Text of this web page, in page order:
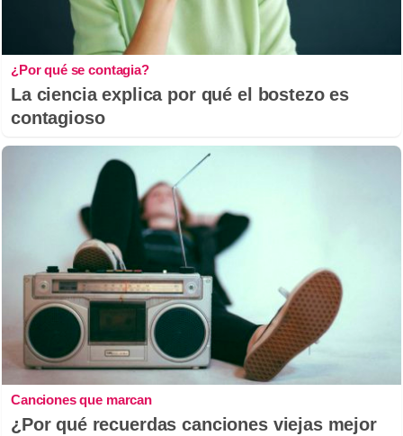
¿Por qué se contagia?
La ciencia explica por qué el bostezo es
contagioso
Canciones que marcan
¿Por qué recuerdas canciones viejas mejor